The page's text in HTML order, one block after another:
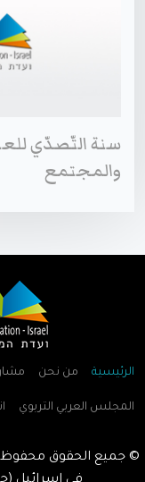
سنة التّصدّي
والمجتمع
الرئيسية من نحن
المجلس العربي التربوي
© جميع الحقوق